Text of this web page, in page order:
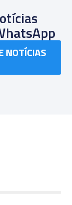
NOTÍCIAS